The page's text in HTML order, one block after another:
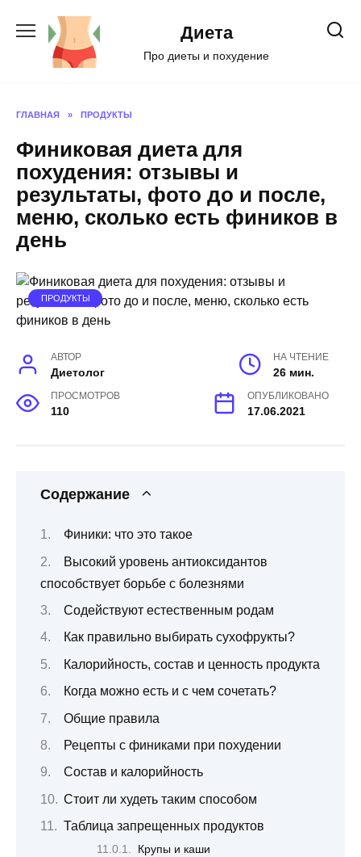
содержанию
Диета
Про диеты и похудение
ГЛАВНАЯ » ПРОДУКТЫ
Финиковая диета для
похудения: отзывы и
результаты, фото до и после,
меню, сколько есть фиников в
день
ПРОДУКТЫ
АВТОР
Диетолог
НА ЧТЕНИЕ
26 мин.
ПРОСМОТРОВ
110
ОПУБЛИКОВАНО
17.06.2021
Содержание
Финики: что это такое
Высокий уровень антиоксидантов
способствует борьбе с болезнями
Содействуют естественным родам
Как правильно выбирать сухофрукты?
Калорийность, состав и ценность продукта
Когда можно есть и с чем сочетать?
Общие правила
Рецепты с финиками при похудении
Состав и калорийность
Стоит ли худеть таким способом
Таблица запрещенных продуктов
Крупы и каши